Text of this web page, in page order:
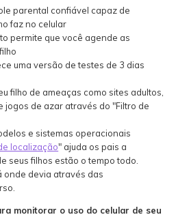
parental confiável capaz de
faz no celular
permite que você agende as
uma versão de testes de 3 dias
filho de ameaças como sites adultos,
jogos de azar através do "Filtro de
e sistemas operacionais
localização" ajuda os pais a
seus filhos estão o tempo todo.
onde devia através das
monitorar o uso do celular de seu